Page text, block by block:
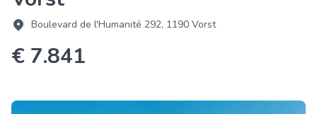
Boulevard de l'Humanité 292, 1190 Vorst
€ 7.841